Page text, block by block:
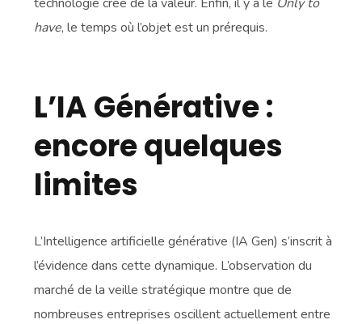
have, le temps où l’objet est un prérequis.
L’IA Générative :
encore quelques
limites
L’Intelligence artificielle générative (IA Gen) s’inscrit à
l’évidence dans cette dynamique. L’observation du
marché de la veille stratégique montre que de
nombreuses entreprises oscillent actuellement entre